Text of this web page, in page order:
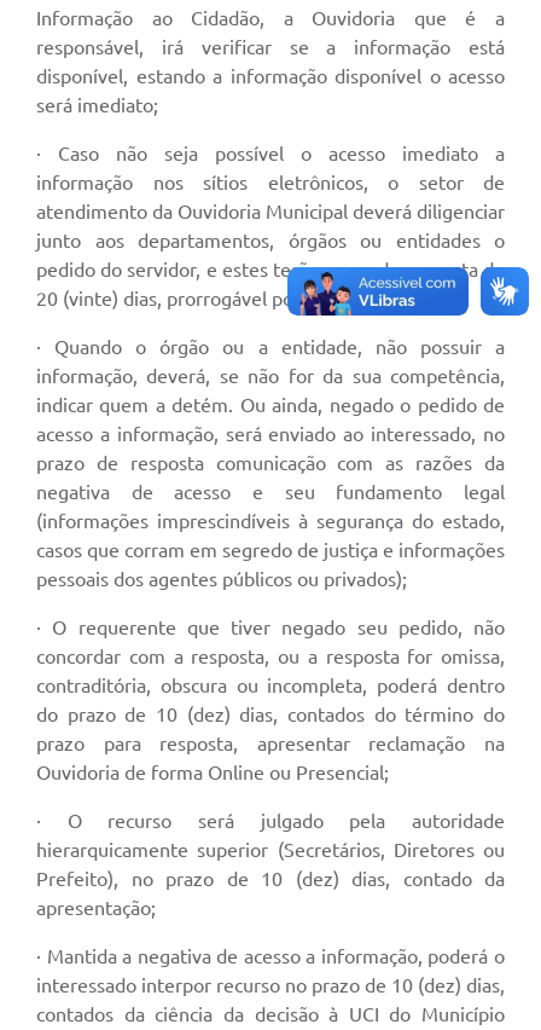
Informação ao Cidadão, a Ouvidoria que é a
responsável, irá verificar se a informação está
disponível, estando a informação disponível o acesso
será imediato;
· Caso não seja possível o acesso imediato a
informação nos sítios eletrônicos, o setor de
atendimento da Ouvidoria Municipal deverá diligenciar
junto aos departamentos, órgãos ou entidades o
pedido do servidor, e estes terão prazo de resposta de
20 (vinte) dias, prorrogável por mais 10 (dez);
· Quando o órgão ou a entidade, não possuir a
informação, deverá, se não for da sua competência,
indicar quem a detém. Ou ainda, negado o pedido de
acesso a informação, será enviado ao interessado, no
prazo de resposta comunicação com as razões da
negativa de acesso e seu fundamento legal
(informações imprescindíveis à segurança do estado,
casos que corram em segredo de justiça e informações
pessoais dos agentes públicos ou privados);
· O requerente que tiver negado seu pedido, não
concordar com a resposta, ou a resposta for omissa,
contraditória, obscura ou incompleta, poderá dentro
do prazo de 10 (dez) dias, contados do término do
prazo para resposta, apresentar reclamação na
Ouvidoria de forma Online ou Presencial;
· O recurso será julgado pela autoridade
hierarquicamente superior (Secretários, Diretores ou
Prefeito), no prazo de 10 (dez) dias, contado da
apresentação;
· Mantida a negativa de acesso a informação, poderá o
interessado interpor recurso no prazo de 10 (dez) dias,
contados da ciência da decisão à UCI do Município